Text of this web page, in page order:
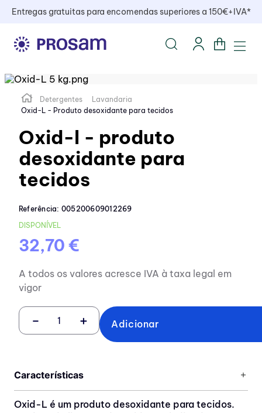
Entregas gratuitas para encomendas superiores a 150€+IVA*
Detergentes
Lavandaria
Oxid-L - Produto desoxidante para tecidos
Oxid-l - produto
desoxidante para
tecidos
Referência: 005200609012269
DISPONÍVEL
32,70 €
A todos os valores acresce IVA à taxa legal em
vigor
＋
－ Adicionar
Características
Oxid-L é um produto desoxidante para tecidos.